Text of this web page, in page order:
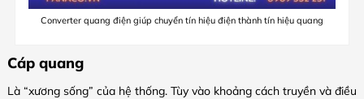
Converter quang điện giúp chuyển tín hiệu điện thành tín hiệu quang
Cáp quang
Là “xương sống” của hệ thống. Tùy vào khoảng cách truyền và điều